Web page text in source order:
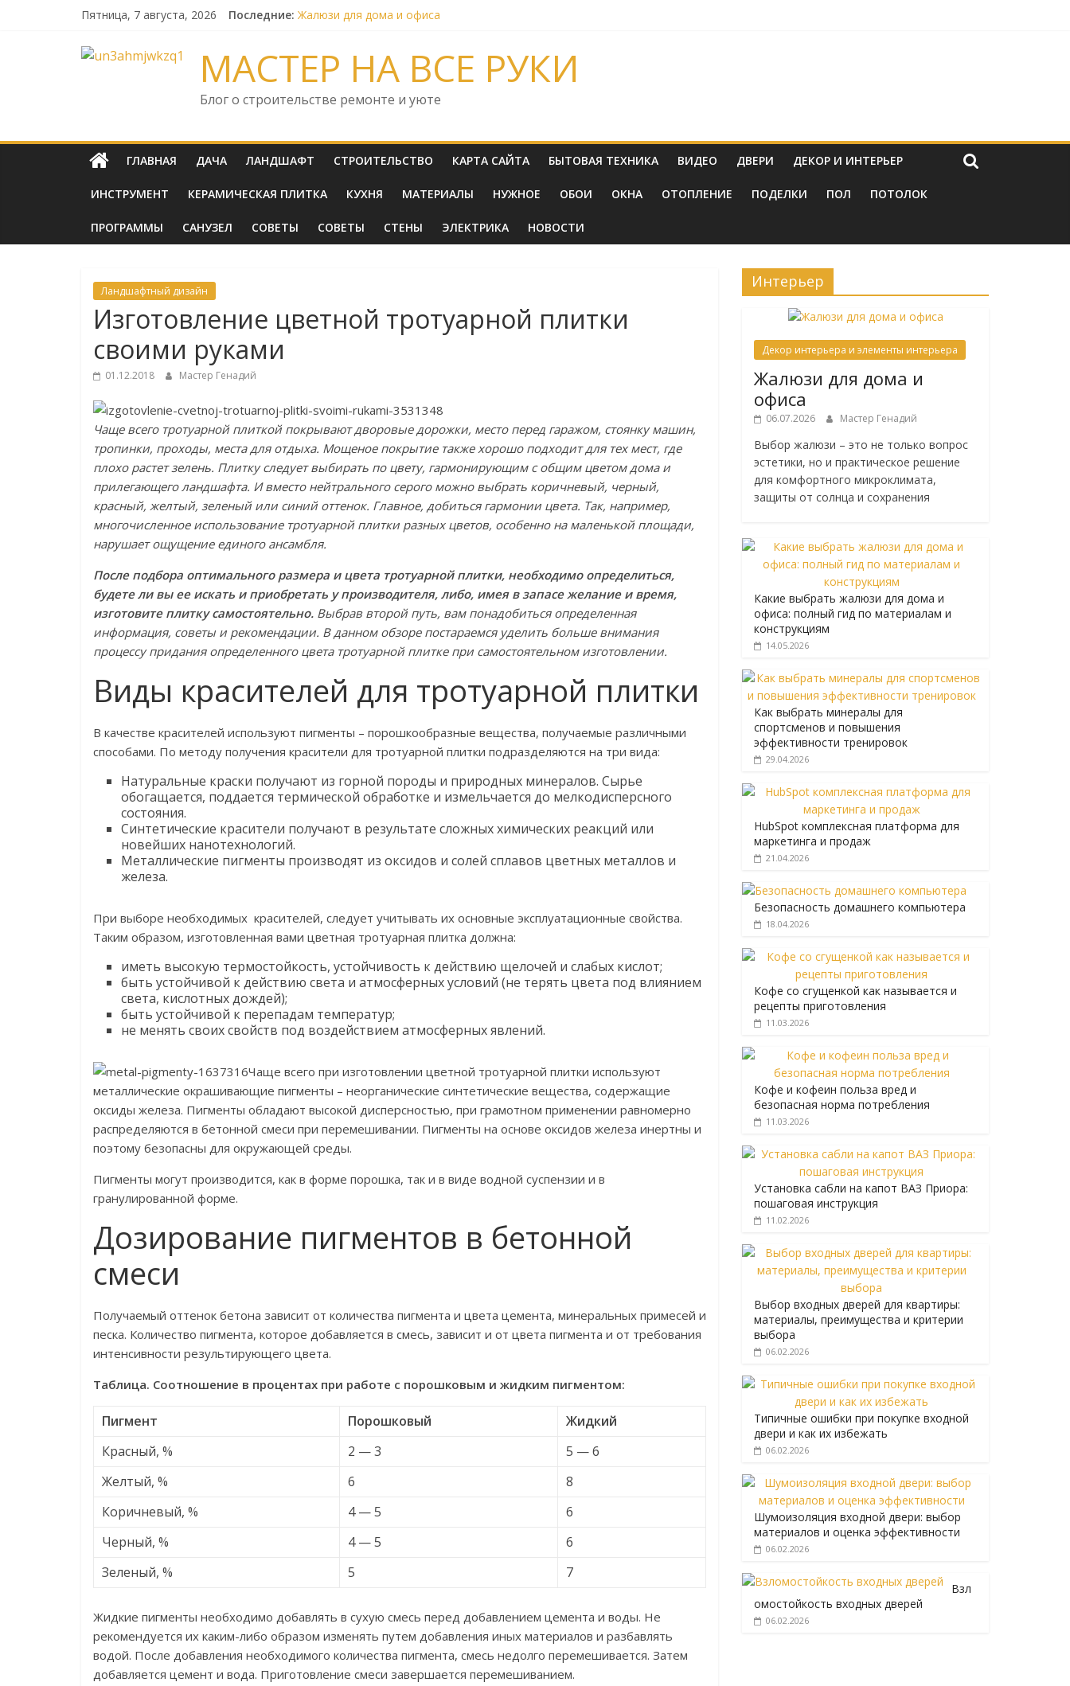
Пятница, 7 августа, 2026 Последние: Жалюзи для дома и офиса
HubSpot комплексная платформа для маркетинга и продаж
Безопасность домашнего компьютера
МАСТЕР НА ВСЕ РУКИ
Блог о строительстве ремонте и уюте
ГЛАВНАЯ ДАЧА ЛАНДШАФТ СТРОИТЕЛЬСТВО КАРТА САЙТА БЫТОВАЯ ТЕХНИКА ВИДЕО ДВЕРИ ДЕКОР И ИНТЕРЬЕР
ИНСТРУМЕНТ КЕРАМИЧЕСКАЯ ПЛИТКА КУХНЯ МАТЕРИАЛЫ НУЖНОЕ ОБОИ ОКНА ОТОПЛЕНИЕ ПОДЕЛКИ ПОЛ ПОТОЛОК
ПРОГРАММЫ САНУЗЕЛ СОВЕТЫ СОВЕТЫ СТЕНЫ ЭЛЕКТРИКА НОВОСТИ
Ландшафтный дизайн
Изготовление цветной тротуарной плитки
своими руками
01.12.2018 Мастер Генадий
Чаще всего тротуарной плиткой покрывают дворовые дорожки, место перед гаражом, стоянку машин,
тропинки, проходы, места для отдыха. Мощеное покрытие также хорошо подходит для тех мест, где
плохо растет зелень. Плитку следует выбирать по цвету, гармонирующим с общим цветом дома и
прилегающего ландшафта. И вместо нейтрального серого можно выбрать коричневый, черный,
красный, желтый, зеленый или синий оттенок. Главное, добиться гармонии цвета. Так, например,
многочисленное использование тротуарной плитки разных цветов, особенно на маленькой площади,
нарушает ощущение единого ансамбля.
После подбора оптимального размера и цвета тротуарной плитки, необходимо определиться,
будете ли вы ее искать и приобретать у производителя, либо, имея в запасе желание и время,
изготовите плитку самостоятельно. Выбрав второй путь, вам понадобиться определенная
информация, советы и рекомендации. В данном обзоре постараемся уделить больше внимания
процессу придания определенного цвета тротуарной плитке при самостоятельном изготовлении.
Виды красителей для тротуарной плитки
В качестве красителей используют пигменты – порошкообразные вещества, получаемые различными
способами. По методу получения красители для тротуарной плитки подразделяются на три вида:
Натуральные краски получают из горной породы и природных минералов. Сырье
обогащается, поддается термической обработке и измельчается до мелкодисперсного
состояния.
Синтетические красители получают в результате сложных химических реакций или
новейших нанотехнологий.
Металлические пигменты производят из оксидов и солей сплавов цветных металлов и
железа.
При выборе необходимых красителей, следует учитывать их основные эксплуатационные свойства.
Таким образом, изготовленная вами цветная тротуарная плитка должна:
иметь высокую термостойкость, устойчивость к действию щелочей и слабых кислот;
быть устойчивой к действию света и атмосферных условий (не терять цвета под влиянием
света, кислотных дождей);
быть устойчивой к перепадам температур;
не менять своих свойств под воздействием атмосферных явлений.
Чаще всего при изготовлении цветной тротуарной плитки используют
металлические окрашивающие пигменты – неорганические синтетические вещества, содержащие
оксиды железа. Пигменты обладают высокой дисперсностью, при грамотном применении равномерно
рас­пределяются в бетонной смеси при перемешивании. Пигменты на основе оксидов железа инертны и
поэтому безопасны для окружающей среды.
Пигменты могут производится, как в форме порошка, так и в виде водной суспензии и в
гранулированной форме.
Дозирование пигментов в бетонной
смеси
Получаемый оттенок бетона зависит от количества пигмента и цвета цемента, минеральных примесей и
песка. Количество пигмента, которое добавляется в смесь, зависит и от цвета пигмента и от требования
интенсивности результирующего цвета.
Таблица. Соотношение в процентах при работе с порошковым и жидким пигментом:
Пигмент Порошковый
Жидкий
Красный, %
2 — 3
5 — 6
Желтый, %
6
8
Коричневый, %
4 — 5
6
Черный, %
4 — 5
6
Зеленый, %
5 7
Жидкие пигменты необходимо добавлять в сухую смесь перед добавлением цемента и воды. Не
рекомендуется их каким-либо образом изменять путем добавления иных материалов и разбавлять
водой. После добавления необходимого количества пигмента, смесь недолго перемешивается. Затем
добавляется цемент и вода. При­готовление смеси завершается перемешиванием.
Интерьер
Декор интерьера и элементы интерьера
Жалюзи для дома и
офиса
06.07.2026 Мастер Генадий
Выбор жалюзи – это не только вопрос
эстетики, но и практическое решение
для комфортного микроклимата,
защиты от солнца и сохранения
Какие выбрать жалюзи для дома и
офиса: полный гид по материалам и
конструкциям
14.05.2026
Как выбрать минералы для
спортсменов и повышения
эффективности тренировок
29.04.2026
HubSpot комплексная платформа для
маркетинга и продаж
21.04.2026
Безопасность домашнего компьютера
18.04.2026
Кофе со сгущенкой как называется и
рецепты приготовления
11.03.2026
Кофе и кофеин польза вред и
безопасная норма потребления
11.03.2026
Установка сабли на капот ВАЗ Приора:
пошаговая инструкция
11.02.2026
Выбор входных дверей для квартиры:
материалы, преимущества и критерии
выбора
06.02.2026
Типичные ошибки при покупке входной
двери и как их избежать
06.02.2026
Шумоизоляция входной двери: выбор
материалов и оценка эффективности
06.02.2026
Взл
омостойкость входных дверей
06.02.2026